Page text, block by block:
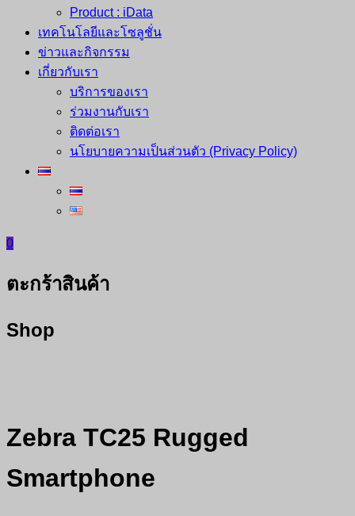
Product : iData
เทคโนโลยีและโซลูชั่น
ข่าวและกิจกรรม
เกี่ยวกับเรา
บริการของเรา
ร่วมงานกับเรา
ติดต่อเรา
นโยบายความเป็นส่วนตัว (Privacy Policy)
0
ตะกร้าสินค้า
Shop
Zebra TC25 Rugged
Smartphone